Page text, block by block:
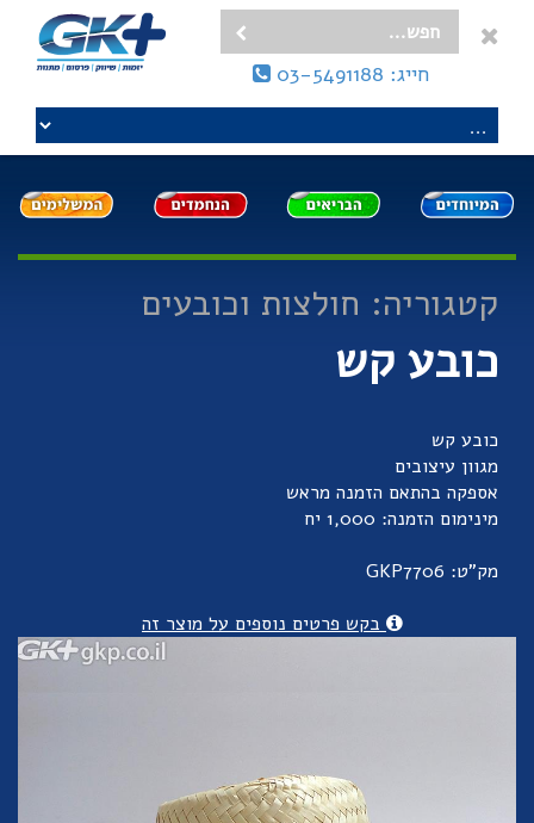
חייג: 03-5491188
קטגוריה: חולצות וכובעים
כובע קש
כובע קש
מגוון עיצובים
אספקה בהתאם הזמנה מראש
מינימום הזמנה: 1,000 יח
מק"ט: GKP7706
בקש פרטים נוספים על מוצר זה